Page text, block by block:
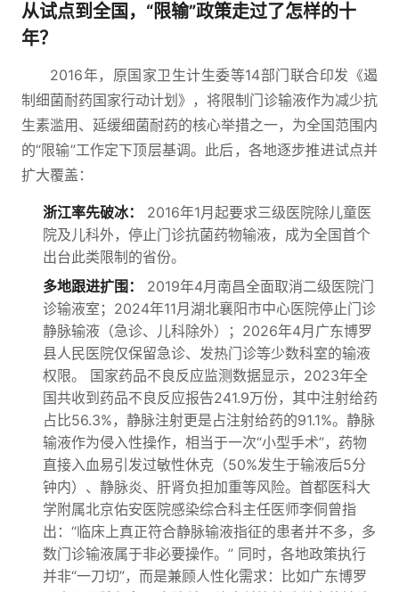
从试点到全国，“限输”政策走过了怎样的十
年？
2016年，原国家卫生计生委等14部门联合印发《遏
制细菌耐药国家行动计划》，将限制门诊输液作为减少抗
生素滥用、延缓细菌耐药的核心举措之一，为全国范围内
的“限输”工作定下顶层基调。此后，各地逐步推进试点并
扩大覆盖：
浙江率先破冰：
2016年1月起要求三级医院除儿童医
院及儿科外，停止门诊抗菌药物输液，成为全国首个
出台此类限制的省份。
多地跟进扩围：
2019年4月南昌全面取消二级医院门
诊输液室；2024年11月湖北襄阳市中心医院停止门诊
静脉输液（急诊、儿科除外）；2026年4月广东博罗
县人民医院仅保留急诊、发热门诊等少数科室的输液
权限。 国家药品不良反应监测数据显示，2023年全
国共收到药品不良反应报告241.9万份，其中注射给药
占比56.3%，静脉注射更是占注射给药的91.1%。静脉
输液作为侵入性操作，相当于一次“小型手术”，药物
直接入血易引发过敏性休克（50%发生于输液后5分
钟内）、静脉炎、肝肾负担加重等风险。首都医科大
学附属北京佑安医院感染综合科主任医师李侗曾指
出：“临床上真正符合静脉输液指征的患者并不多，多
数门诊输液属于非必要操作。” 同时，各地政策执行
并非“一刀切”，而是兼顾人性化需求：比如广东博罗